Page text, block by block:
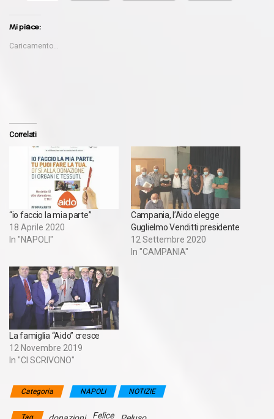
Mi piace:
Caricamento...
Correlati
“io faccio la mia parte”
18 Aprile 2020
In "NAPOLI"
Campania, l’Aido elegge
Guglielmo Venditti presidente
12 Settembre 2020
In "CAMPANIA"
La famiglia “Aido” cresce
12 Novembre 2019
In "CI SCRIVONO"
Categoria NAPOLI NOTIZIE
Tag Felice